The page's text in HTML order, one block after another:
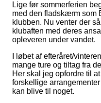
Lige før sommerferien
med den fladskærm som
klubben. Nu venter der
klubaften med deres
opleveren under vandet.
I løbet af efteråret/
mange ture og tiltag fra
Her skal jeg opfordre til
forskellige
kan blive til noget.